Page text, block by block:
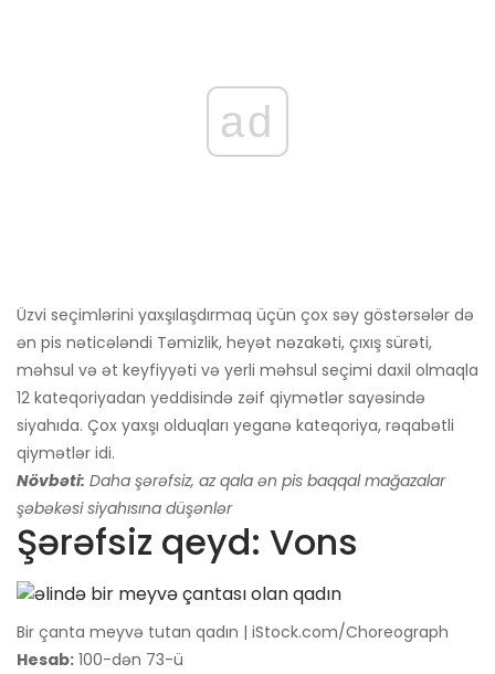
ad
Üzvi seçimlərini yaxşılaşdırmaq üçün çox səy göstərsələr də
ən pis nəticələndi Təmizlik, heyət nəzakəti, çıxış sürəti,
məhsul və ət keyfiyyəti və yerli məhsul seçimi daxil olmaqla
12 kateqoriyadan yeddisində zəif qiymətlər sayəsində
siyahıda. Çox yaxşı olduqları yeganə kateqoriya, rəqabətli
qiymətlər idi.
Növbəti: Daha şərəfsiz, az qala ən pis baqqal mağazalar
şəbəkəsi siyahısına düşənlər
Şərəfsiz qeyd: Vons
Bir çanta meyvə tutan qadın | iStock.com/Choreograph
Hesab: 100-dən 73-ü